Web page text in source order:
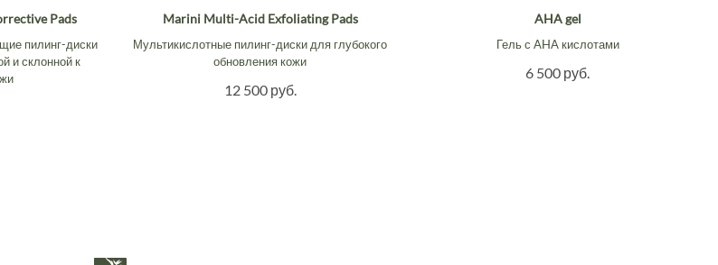
Pads
пилинг-диски
и склонной к
Marini Multi-Acid Exfoliating Pads
Мультикислотные пилинг-диски для глубокого
обновления кожи
12 500 руб.
AHA gel
Гель с AHA кислотами
6 500 руб.